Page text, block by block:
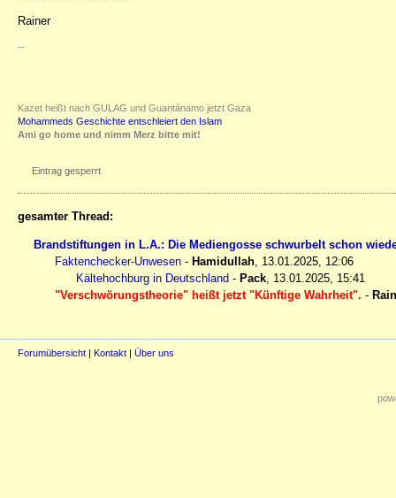
Rainer
--
Kazet heißt nach GULAG und Guantánamo jetzt Gaza
Mohammeds Geschichte entschleiert den Islam
Ami go home und nimm Merz bitte mit!
Eintrag gesperrt
gesamter Thread:
Brandstiftungen in L.A.: Die Mediengosse schwurbelt schon
Faktenchecker-Unwesen - Hamidullah, 13.01.2025, 12:06
Kältehochburg in Deutschland - Pack, 13.01.2025, 15:41
"Verschwörungstheorie" heißt jetzt "Künftige Wahrheit". -
Forumübersicht | Kontakt | Über uns